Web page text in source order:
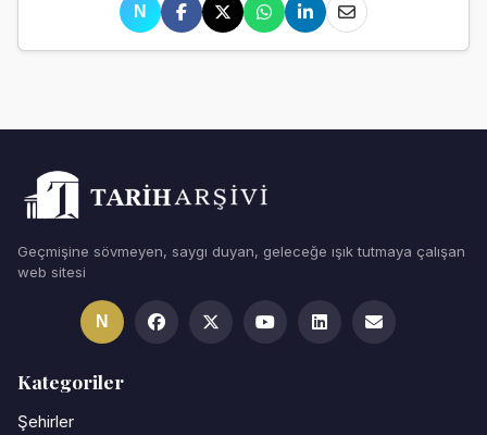
N
Geçmişine sövmeyen, saygı duyan, geleceğe ışık tutmaya çalışan
web sitesi
N
Kategoriler
Şehirler